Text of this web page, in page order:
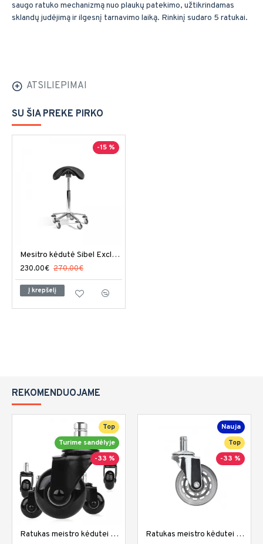
saugo ratuko mechanizmą nuo plaukų patekimo, užtikrindamas
sklandų judėjimą ir ilgesnį tarnavimo laiką. Rinkinį sudaro 5 ratukai.
ATSILIEPIMAI
SU ŠIA PREKE PIRKO
-15 %
Mesitro kėdutė Sibel Exclusive Saddle XL
230.00€ 270.00€
Į krepšelį
REKOMENDUOJAME
Top
Turime sandėlyje
-33 %
Ratukas meistro kėdutei be sriegio RA-002
Nauja
Top
-33 %
Ratukas meistro kėdutei be sriegio RA-004